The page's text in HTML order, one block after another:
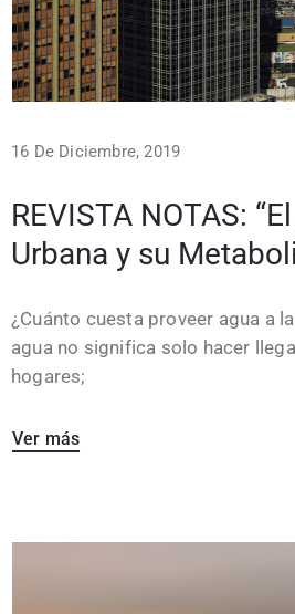
16 De Diciembre, 2019
REVISTA NOTAS:
Urbana y su
¿Cuánto cuesta proveer agua a
agua no significa solo hacer
hogares;
Ver más